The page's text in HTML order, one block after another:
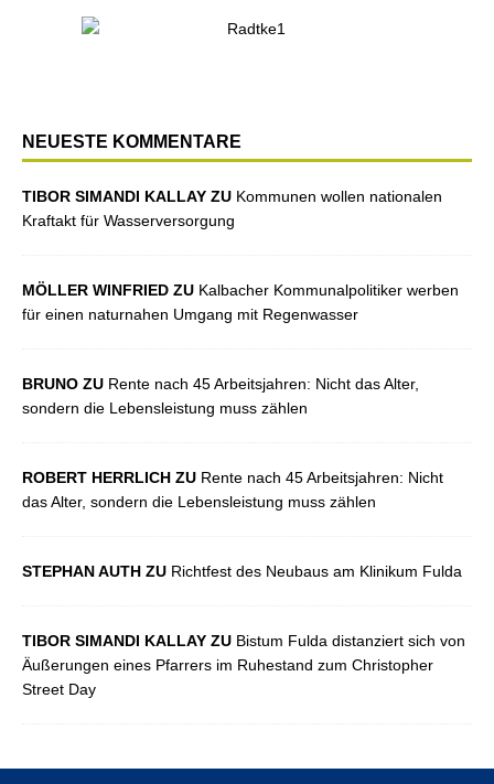
NEUESTE KOMMENTARE
TIBOR SIMANDI KALLAY ZU Kommunen wollen nationalen
Kraftakt für Wasserversorgung
MÖLLER WINFRIED ZU Kalbacher Kommunalpolitiker werben
für einen naturnahen Umgang mit Regenwasser
BRUNO ZU Rente nach 45 Arbeitsjahren: Nicht das Alter,
sondern die Lebensleistung muss zählen
ROBERT HERRLICH ZU Rente nach 45 Arbeitsjahren: Nicht
das Alter, sondern die Lebensleistung muss zählen
STEPHAN AUTH ZU Richtfest des Neubaus am Klinikum Fulda
TIBOR SIMANDI KALLAY ZU Bistum Fulda distanziert sich von
Äußerungen eines Pfarrers im Ruhestand zum Christopher
Street Day